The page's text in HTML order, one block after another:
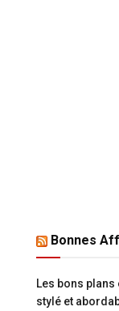
Bonnes
Les bons
stylé et